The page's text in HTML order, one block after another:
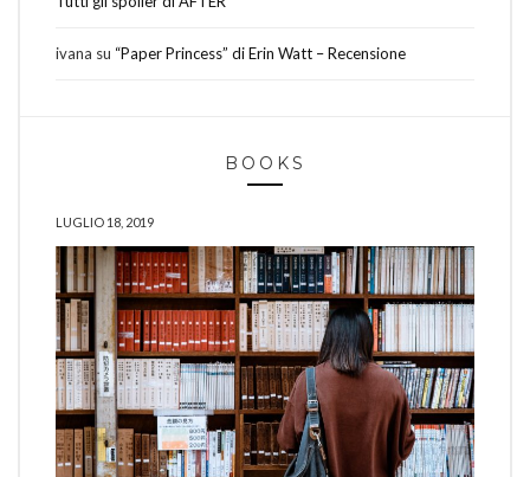
ivana su “Paper Princess” di Erin Watt – Recensione
BOOKS
LUGLIO 18, 2019